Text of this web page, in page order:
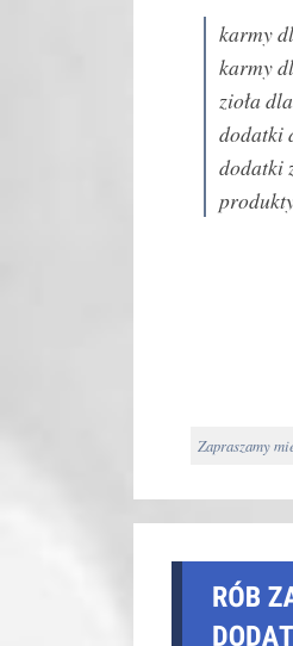
karmy
karmy
zioła
dodatki
dodatki
Zapraszamy